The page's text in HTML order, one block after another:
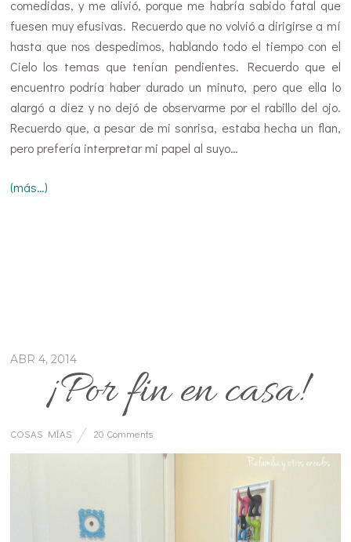
comedidas, y me alivió, porque me habría sabido fatal que
fuesen muy efusivas. Recuerdo que no volvió a dirigirse a mí
hasta que nos despedimos, hablando todo el tiempo con el
Cielo los temas que tenían pendientes. Recuerdo que el
encuentro podría haber durado un minuto, pero que ella lo
alargó a diez y no dejó de observarme por el rabillo del ojo.
Recuerdo que, a pesar de mi sonrisa, estaba hecha un flan,
pero prefería interpretar mi papel al suyo…
(más…)
ABR 4, 2014
¡Por fin en casa!
COSAS MÍAS 20 Comments